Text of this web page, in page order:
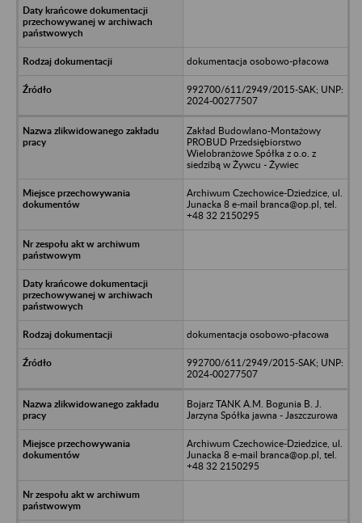
dokumentacja osobowo-płacowa
992700/611/2949/2015-SAK; UNP:
2024-00277507
Zakład Budowlano-Montażowy
PROBUD Przedsiębiorstwo
Wielobranżowe Spółka z o.o. z
siedzibą w Żywcu - Żywiec
Archiwum Czechowice-Dziedzice, ul.
Junacka 8 e-mail branca@op.pl, tel.
+48 32 2150295
dokumentacja osobowo-płacowa
992700/611/2949/2015-SAK; UNP:
2024-00277507
Bojarz TANK A.M. Bogunia B. J.
Jarzyna Spółka jawna - Jaszczurowa
Archiwum Czechowice-Dziedzice, ul.
Junacka 8 e-mail branca@op.pl, tel.
+48 32 2150295